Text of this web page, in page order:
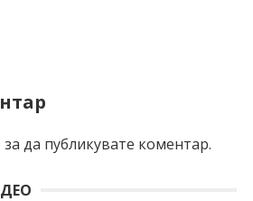
за да публикувате коментар.